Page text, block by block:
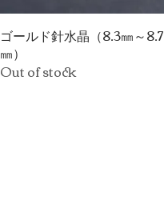
Quick View
ゴールド針水晶（8.3㎜～8.7
㎜）
Out of stock